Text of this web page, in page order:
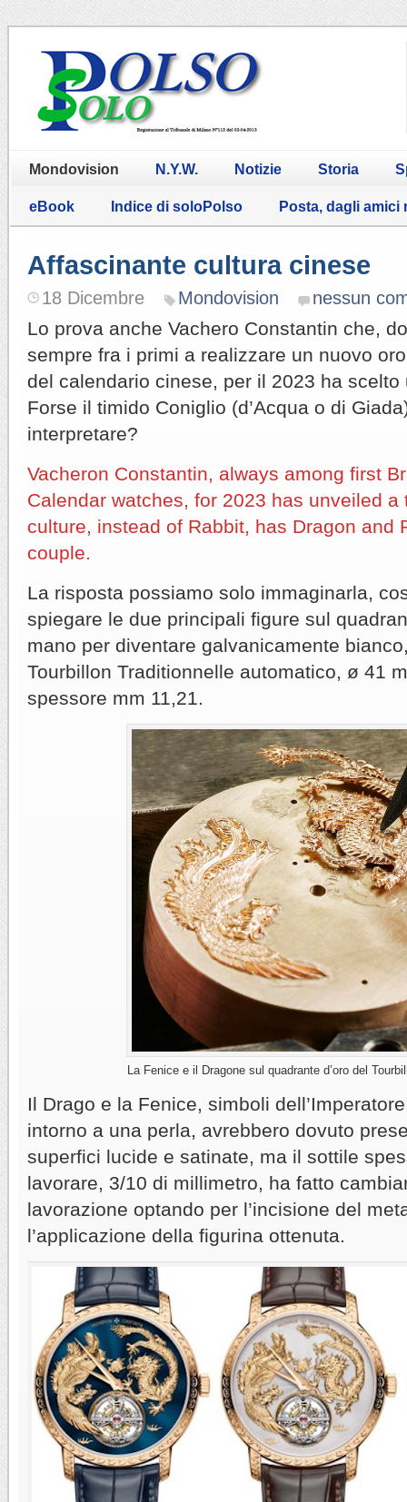
Mondovision N.Y.W. Notizie Storia
eBook Indice di soloPolso Posta, dagli amici
Affascinante cultura cinese
18 Dicembre Mondovision nessun
Lo prova anche Vachero Constantin che,
sempre fra i primi a realizzare un nuovo
del calendario cinese, per il 2023 ha
Forse il timido Coniglio (d’Acqua o di
interpretare?
Vacheron Constantin, always among first
Calendar watches, for 2023 has unveiled a
culture, instead of Rabbit, has Dragon and
couple.
La risposta possiamo solo immaginarla,
spiegare le due principali figure sul
mano per diventare galvanicamente
Tourbillon Traditionnelle automatico, ø 41
spessore mm 11,21.
La Fenice e il Dragone sul quadrante d’oro del
Il Drago e la Fenice, simboli
intorno a una perla, avrebbero dovuto
superfici lucide e satinate, ma il sottile
lavorare, 3/10 di millimetro, ha fatto
lavorazione optando per l’incisione del
l’applicazione della figurina ottenuta.